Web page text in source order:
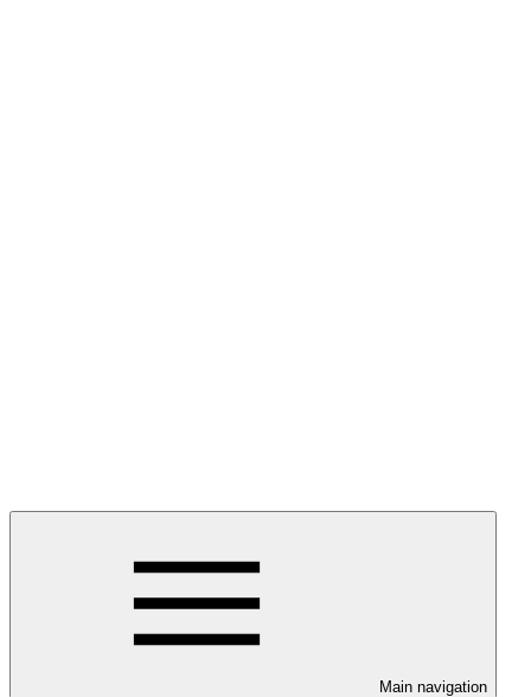
Main navigation